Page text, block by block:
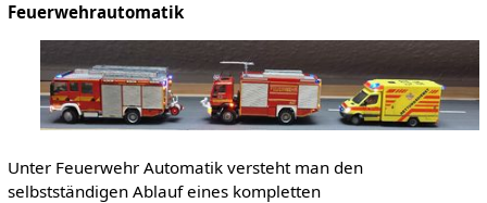
Feuerwehrautomatik
Unter Feuerwehr Automatik versteht man den
selbstständigen Ablauf eines kompletten